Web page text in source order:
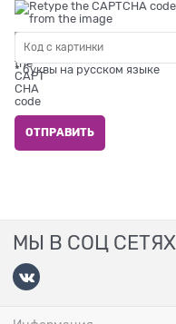
* буквы на русском языке
МЫ В СОЦ СЕТЯХ